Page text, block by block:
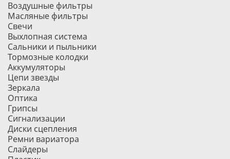
Воздушные фильтры
Масляные фильтры
Свечи
Выхлопная система
Сальники и пыльники
Тормозные колодки
Аккумуляторы
Цепи звезды
Зеркала
Оптика
Грипсы
Сигнализации
Диски сцепления
Ремни вариатора
Слайдеры